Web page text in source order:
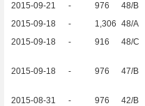
2015-09-21
- 976 48/B
2015-09-18
- 1,306 48/A
2015-09-18
- 916 48/C
2015-09-18
- 976 47/B
2015-08-31
- 976 42/B